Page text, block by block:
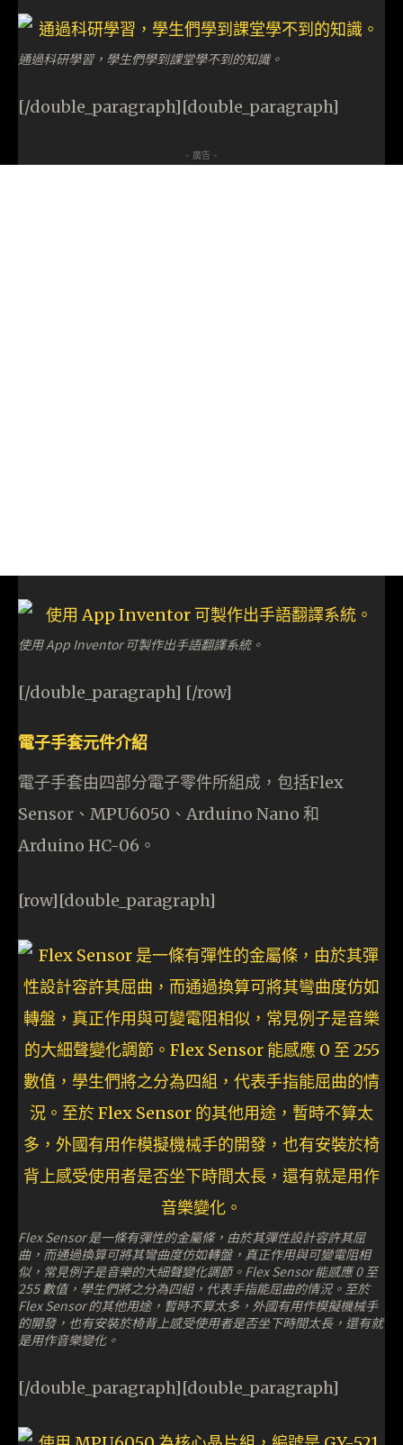
通過科研學習，學生們學到課堂學不到的知識。
[/double_paragraph][double_paragraph]
- 廣告 -
使用 App Inventor 可製作出手語翻譯系統。
[/double_paragraph] [/row]
電子手套元件介紹
電子手套由四部分電子零件所組成，包括Flex
Sensor、MPU6050、Arduino Nano 和
Arduino HC-06。
[row][double_paragraph]
Flex Sensor 是一條有彈性的金屬條，由於其彈性設計容許其屈
曲，而通過換算可將其彎曲度仿如轉盤，真正作用與可變電阻相
似，常見例子是音樂的大細聲變化調節。Flex Sensor 能感應 0 至
255 數值，學生們將之分為四組，代表手指能屈曲的情況。至於
Flex Sensor 的其他用途，暫時不算太多，外國有用作模擬機械手
的開發，也有安裝於椅背上感受使用者是否坐下時間太長，還有就
是用作音樂變化。
[/double_paragraph][double_paragraph]